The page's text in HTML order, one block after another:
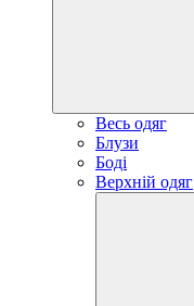
Весь одяг
Блузи
Боді
Верхній одяг